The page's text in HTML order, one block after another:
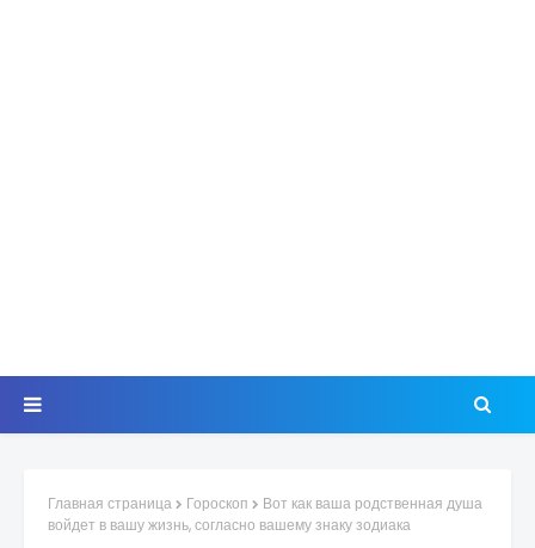
Главная страница Гороскоп
Вот как ваша родственная душа
войдет в вашу жизнь, согласно вашему знаку зодиака